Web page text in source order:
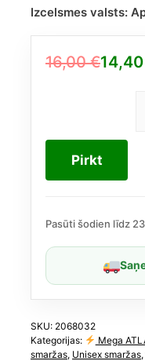
Izcelsmes valsts:
16,00€
Original
16,00 €.
14,40
Current
14,40 €.
Pirkt
Pasūti šodien līdz
SKU: 2068032
Kategorijas:
Mega
smaržas, Unisex smaržas,